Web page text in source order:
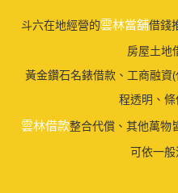
斗六在地經營的雲林當舖借錢
房屋土地
黃金鑽石名錶借款、工商融資
程透明、條
雲林借款整合代償、其他萬物
可依一般